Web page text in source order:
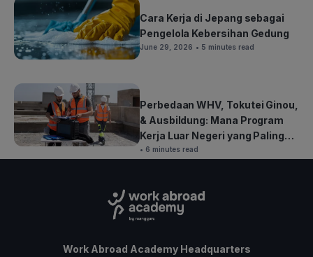
Cara Kerja di Jepang sebagai
Pengelola Kebersihan Gedung
June 29, 2026 • 5 minutes read
Perbedaan WHV, Tokutei Ginou,
& Ausbildung: Mana Program
Kerja Luar Negeri yang Paling
Cocok untuk Kamu?
• 6 minutes read
Work Abroad Academy Headquarters